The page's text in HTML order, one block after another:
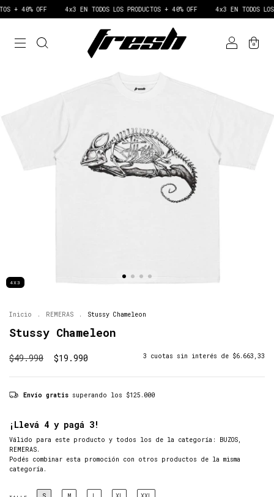
+ 40% OFF 4x3 EN TODOS LOS PRODUCTOS + 40% OFF 4x3 EN TODOS LOS
0
4X3
Inicio . REMERAS . Stussy Chameleon
Stussy Chameleon
$49.990 $19.990 3 cuotas sin interés de $6.663,33
Envío gratis superando los $125.000
¡Llevá 4 y pagá 3!
Válido para este producto y todos los de la categoría: BUZOS,
REMERAS.
Podés combinar esta promoción con otros productos de la misma
categoría.